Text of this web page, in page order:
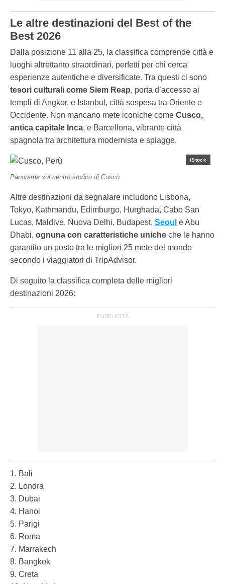
Le altre destinazioni del Best of the
Best 2026
Dalla posizione 11 alla 25, la classifica comprende città e
luoghi altrettanto straordinari, perfetti per chi cerca
esperienze autentiche e diversificate. Tra questi ci sono
tesori culturali come Siem Reap, porta d’accesso ai
templi di Angkor, e Istanbul, città sospesa tra Oriente e
Occidente. Non mancano mete iconiche come Cusco,
antica capitale Inca, e Barcellona, vibrante città
spagnola tra architettura modernista e spiagge.
iStock
Panorama sul centro storico di Cusco
Altre destinazioni da segnalare includono Lisbona,
Tokyo, Kathmandu, Edimburgo, Hurghada, Cabo San
Lucas, Maldive, Nuova Delhi, Budapest, Seoul e Abu
Dhabi, ognuna con caratteristiche uniche che le hanno
garantito un posto tra le migliori 25 mete del mondo
secondo i viaggiatori di TripAdvisor.
Di seguito la classifica completa delle migliori
destinazioni 2026:
1. Bali
2. Londra
3. Dubai
4. Hanoi
5. Parigi
6. Roma
7. Marrakech
8. Bangkok
9. Creta